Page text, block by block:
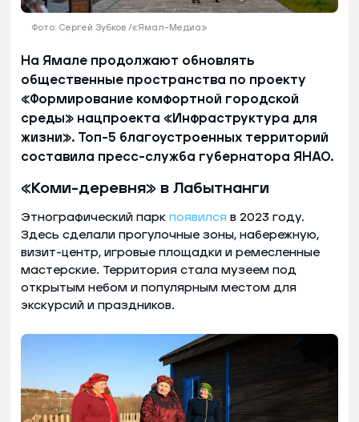
Фото: Сергей Зубков /«Ямал-Медиа»
На Ямале продолжают обновлять
общественные пространства по проекту
«Формирование комфортной городской
среды» нацпроекта «Инфраструктура для
жизни». Топ-5 благоустроенных территорий
составила пресс-служба губернатора ЯНАО.
«Коми-деревня» в Лабытнанги
Этнографический парк появился в 2023 году.
Здесь сделали прогулочные зоны, набережную,
визит-центр, игровые площадки и ремесленные
мастерские. Территория стала музеем под
открытым небом и популярным местом для
экскурсий и праздников.